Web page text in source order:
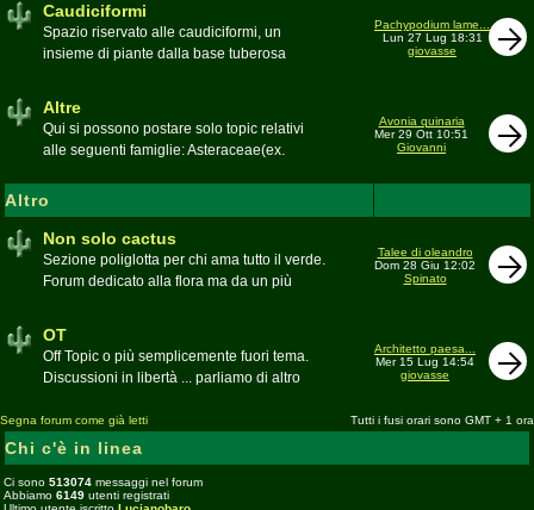
appartenenti alla famiglia
Caudiciformi
Spazio riservato alle caudiciformi, un
insieme di piante dalla base tuberosa
Pachypodium lame...
Lun 27 Lug 18:31
giovasse
Altre
Qui si possono postare solo topic relativi
alle seguenti famiglie: Asteraceae(ex.
Sansevieria; Lamiaceae (ex. Labiatae) gen.
Coleus e Plectranthus; Peperomiaceae gen.
Peperomia (solo specie succulente);
Geraniaceae gen. Pelargonium, Monsonia
Talinum, Portulacaria
Avonia quinaria
Mer 29 Ott 10:51
Giovanni
Altro
Non solo cactus
Sezione poliglotta per chi ama tutto il verde.
Forum dedicato alla flora ma da un più
Talee di oleandro
Dom 28 Giu 12:02
Spinato
OT
Off Topic o più semplicemente fuori tema.
Discussioni in libertà ... parliamo di altro
Architetto paesa...
Mer 15 Lug 14:54
giovasse
Segna forum come già letti Tutti i fusi orari sono GMT + 1 ora
Chi c'è in linea
Ci sono 513074 messaggi nel forum
Abbiamo 6149 utenti registrati